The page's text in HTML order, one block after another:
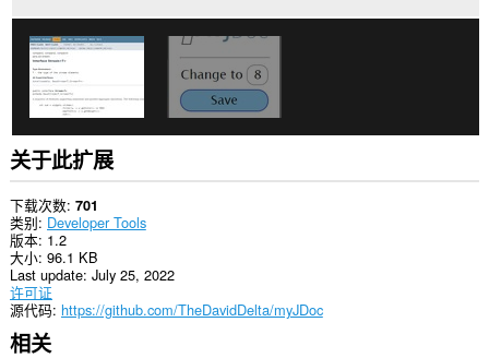
关于此扩展
下载次数 701
类别 Developer Tools
版本 1.2
大小 96.1 KB
Last update July 25, 2022
许可证
源代码 https://github.com/TheDavidDelta/myJDoc
相关